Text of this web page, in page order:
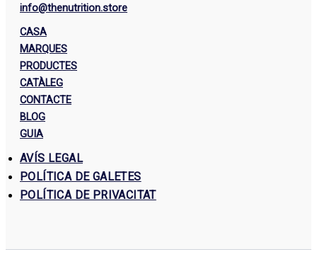
info@thenutrition.store
CASA
MARQUES
PRODUCTES
CATÀLEG
CONTACTE
BLOG
GUIA
AVÍS LEGAL
POLÍTICA DE GALETES
POLÍTICA DE PRIVACITAT